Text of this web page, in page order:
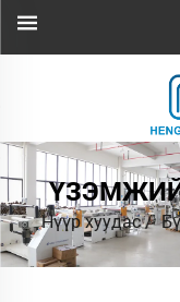
Нүүр хуудас/